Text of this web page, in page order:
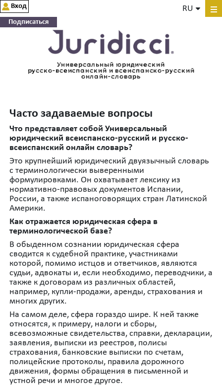
Универсальный юридический
русско-всеиспанский и всеиспанско-русский
онлайн-словарь
RU
Вход
Подписаться
Часто задаваемые вопросы
Что представляет собой Универсальный
юридический всеиспанско-русский и русско-
всеиспанский онлайн словарь?
Это крупнейший юридический двуязычный словарь
с терминологически выверенными
формулировками. Он охватывает лексику из
нормативно-правовых документов Испании,
России, а также испаноговорящих стран Латинской
Америки.
Как отражается юридическая сфера в
терминологической базе?
В обыденном сознании юридическая сфера
сводится к судебной практике, участниками
которой, помимо истцов и ответчиков, являются
судьи, адвокаты и, если необходимо, переводчики, а
также к договорам из различных областей,
например, купли-продажи, аренды, страхования и
многих других.
На самом деле, сфера гораздо шире. К ней также
относятся, к примеру, налоги и сборы,
всевозможные свидетельства, справки, декларации,
заявления, выписки из реестров, полисы
страхования, банковские выписки по счетам,
полицейские протоколы, правила дорожного
движения, формы обращения в письменной и
устной речи и многое другое.